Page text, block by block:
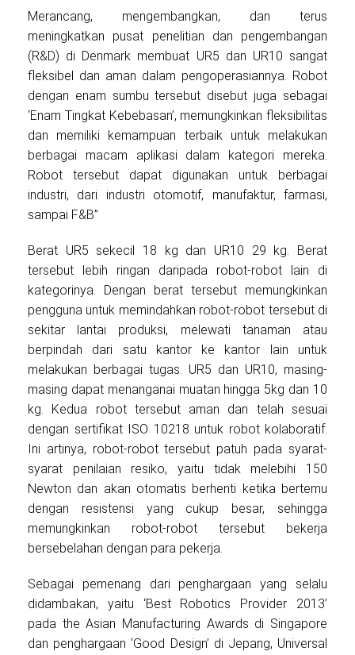
Merancang, mengembangkan, dan terus
meningkatkan pusat penelitian dan pengembangan
(R&D) di Denmark membuat UR5 dan UR10 sangat
fleksibel dan aman dalam pengoperasiannya. Robot
dengan enam sumbu tersebut disebut juga sebagai
‘Enam Tingkat Kebebasan’, memungkinkan fleksibilitas
dan memiliki kemampuan terbaik untuk melakukan
berbagai macam aplikasi dalam kategori mereka.
Robot tersebut dapat digunakan untuk berbagai
industri, dari industri otomotif, manufaktur, farmasi,
sampai F&B”
Berat UR5 sekecil 18 kg dan UR10 29 kg. Berat
tersebut lebih ringan daripada robot-robot lain di
kategorinya. Dengan berat tersebut memungkinkan
pengguna untuk memindahkan robot-robot tersebut di
sekitar lantai produksi, melewati tanaman atau
berpindah dari satu kantor ke kantor lain untuk
melakukan berbagai tugas. UR5 dan UR10, masing-
masing dapat menanganai muatan hingga 5kg dan 10
kg. Kedua robot tersebut aman dan telah sesuai
dengan sertifikat ISO 10218 untuk robot kolaboratif.
Ini artinya, robot-robot tersebut patuh pada syarat-
syarat penilaian resiko, yaitu tidak melebihi 150
Newton dan akan otomatis berhenti ketika bertemu
dengan resistensi yang cukup besar, sehingga
memungkinkan robot-robot tersebut bekerja
bersebelahan dengan para pekerja.
Sebagai pemenang dari penghargaan yang selalu
didambakan, yaitu ‘Best Robotics Provider 2013’
pada the Asian Manufacturing Awards di Singapore
dan penghargaan ‘Good Design’ di Jepang, Universal